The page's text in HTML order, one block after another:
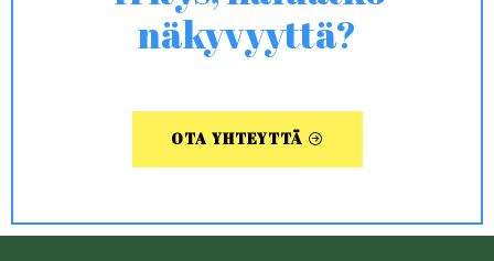
näkyvyyttä?
OTA YHTEYTTÄ